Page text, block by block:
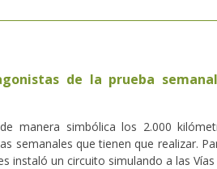
de la prueba
manera simbólica los 2.000
semanales que tienen que realizar.
instaló un circuito simulando a las Vías